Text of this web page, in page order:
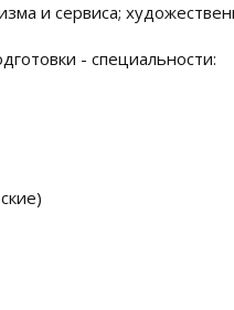
и сервиса;
- специальности: